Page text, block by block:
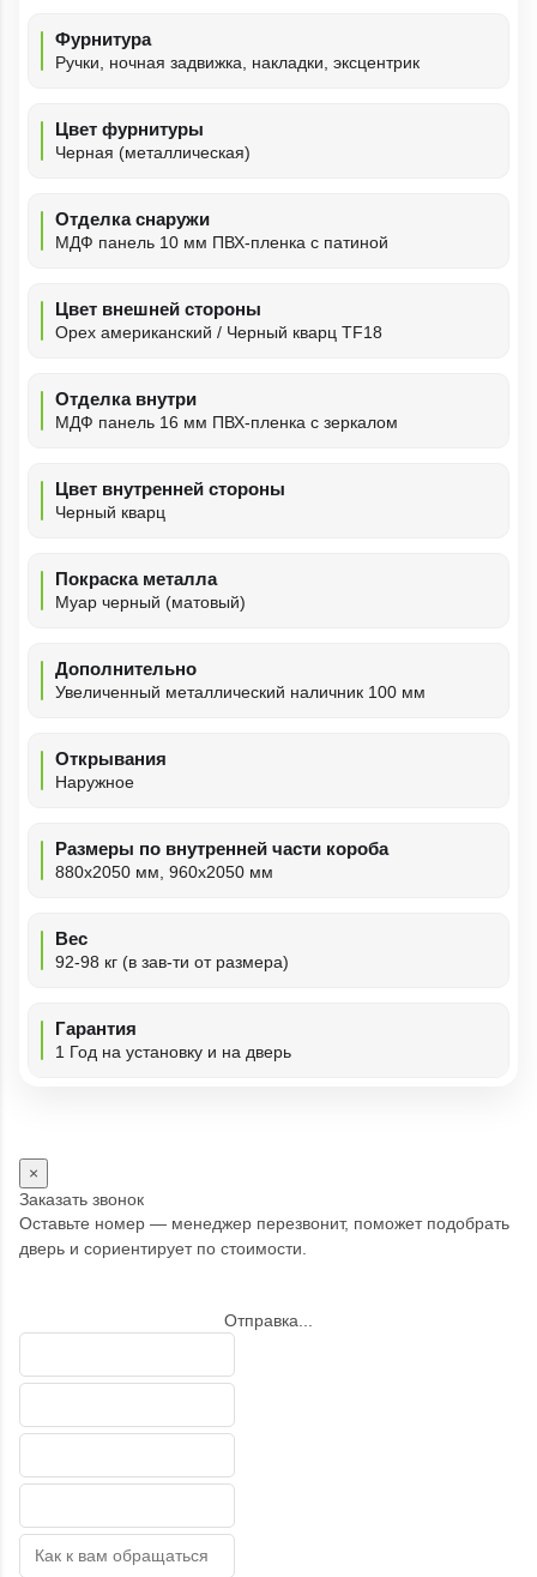
Фурнитура
Ручки, ночная задвижка, накладки, эксцентрик
Цвет фурнитуры
Черная (металлическая)
Отделка снаружи
МДФ панель 10 мм ПВХ-пленка с патиной
Цвет внешней стороны
Орех американский / Черный кварц TF18
Отделка внутри
МДФ панель 16 мм ПВХ-пленка с зеркалом
Цвет внутренней стороны
Черный кварц
Покраска металла
Муар черный (матовый)
Дополнительно
Увеличенный металлический наличник 100 мм
Открывания
Наружное
Размеры по внутренней части короба
880х2050 мм, 960х2050 мм
Вес
92-98 кг (в зав-ти от размера)
Гарантия
1 Год на установку и на дверь
×
Заказать звонок
Оставьте номер — менеджер перезвонит, поможет подобрать
дверь и сориентирует по стоимости.
Отправка...